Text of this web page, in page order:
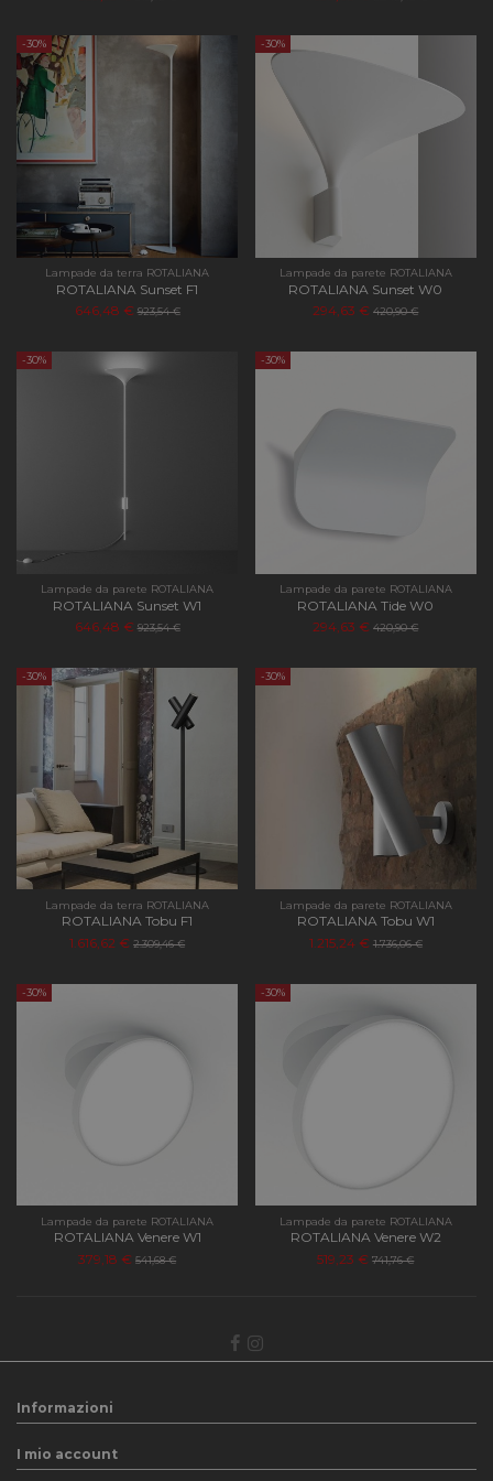
-30%
Lampade da terra ROTALIANA
ROTALIANA Sunset F1
646,48 € 923,54 €
-30%
Lampade da parete ROTALIANA
ROTALIANA Sunset W0
294,63 € 420,90 €
-30%
Lampade da parete ROTALIANA
ROTALIANA Sunset W1
646,48 € 923,54 €
-30%
Lampade da parete ROTALIANA
ROTALIANA Tide W0
294,63 € 420,90 €
-30%
Lampade da terra ROTALIANA
ROTALIANA Tobu F1
1.616,62 € 2.309,46 €
-30%
Lampade da parete ROTALIANA
ROTALIANA Tobu W1
1.215,24 € 1.736,06 €
-30%
Lampade da parete ROTALIANA
ROTALIANA Venere W1
379,18 € 541,68 €
-30%
Lampade da parete ROTALIANA
ROTALIANA Venere W2
519,23 € 741,76 €
Informazioni
I mio account